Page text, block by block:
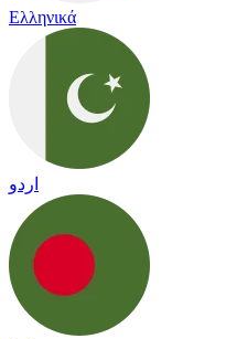
Ελληνικά
اردو